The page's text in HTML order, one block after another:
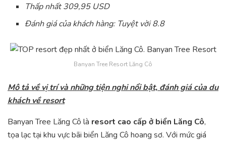
Thấp nhất 309,95 USD
Đánh giá của khách hàng: Tuyệt vời 8.8
Banyan Tree Resort Lăng Cô
Mô tả về vị trí và những tiện nghi nổi bật, đánh giá của du
khách về resort
Banyan Tree Lăng Cô là resort cao cấp ở biển Lăng Cô,
tọa lạc tại khu vực bãi biển Lăng Cô hoang sơ. Với mức giá